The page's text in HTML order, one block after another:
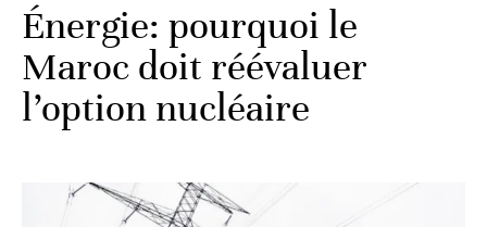
Énergie: pourquoi le
Maroc doit réévaluer
l’option nucléaire